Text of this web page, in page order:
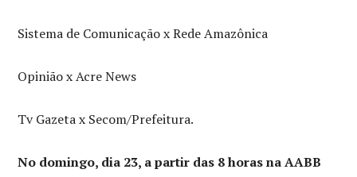
Sistema de Comunicação x Rede Amazônica
Opinião x Acre News
Tv Gazeta x Secom/Prefeitura.
No domingo, dia 23, a partir das 8 horas na AABB